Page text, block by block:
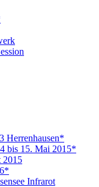
Herrenhausen*
bis 15. Mai 2015*
2015
Infrarot